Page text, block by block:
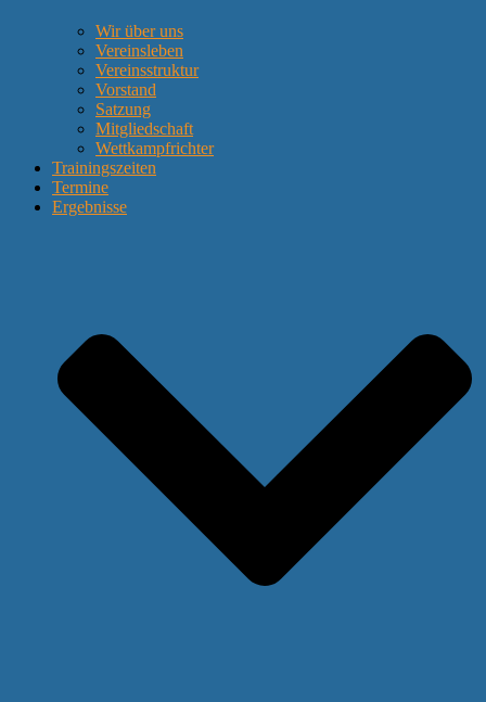
Wir über uns
Vereinsleben
Vereinsstruktur
Vorstand
Satzung
Mitgliedschaft
Wettkampfrichter
Trainingszeiten
Termine
Ergebnisse